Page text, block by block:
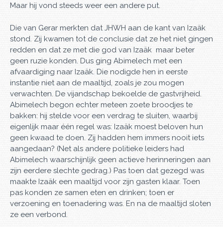
Maar hij vond steeds weer een andere put.
Die van Gerar merkten dat JHWH aan de kant van Izaäk
stond. Zij kwamen tot de conclusie dat ze het niet gingen
redden en dat ze met die god van Izaäk maar beter
geen ruzie konden. Dus ging Abimelech met een
afvaardiging naar Izaäk. Die nodigde hen in eerste
instantie niet aan de maaltijd, zoals je zou mogen
verwachten. De vijandschap bekoelde de gastvrijheid.
Abimelech begon echter meteen zoete broodjes te
bakken: hij stelde voor een verdrag te sluiten, waarbij
eigenlijk maar één regel was: Izaäk moest beloven hun
geen kwaad te doen. Zij hadden hem immers nooit iets
aangedaan? (Net als andere politieke leiders had
Abimelech waarschijnlijk geen actieve herinneringen aan
zijn eerdere slechte gedrag.) Pas toen dat gezegd was
maakte Izaäk een maaltijd voor zijn gasten klaar. Toen
pas konden ze samen eten en drinken; toen er
verzoening en toenadering was. En na de maaltijd sloten
ze een verbond.